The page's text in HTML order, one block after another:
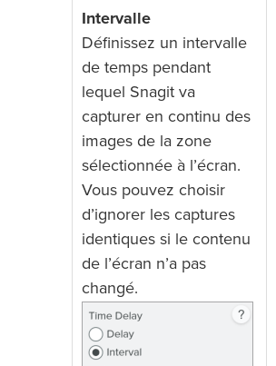
Intervalle
Définissez un intervalle
de temps pendant
lequel Snagit va
capturer en continu des
images de la zone
sélectionnée à l’écran.
Vous pouvez choisir
d’ignorer les captures
identiques si le contenu
de l’écran n’a pas
changé.